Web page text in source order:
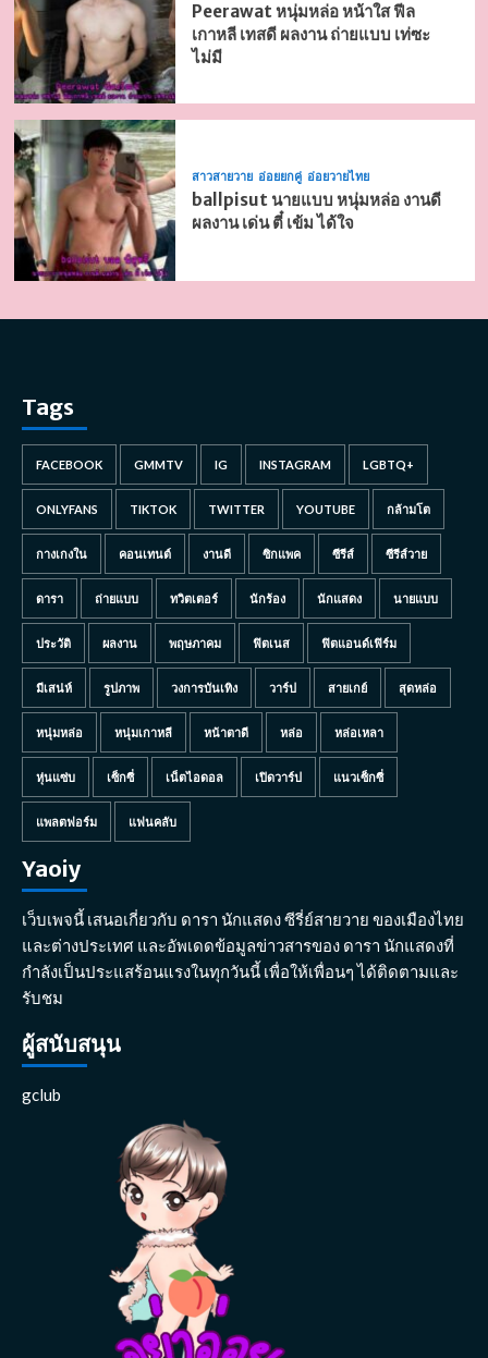
Peerawat หนุ่มหล่อ หน้าใส ฟีล
เกาหลี เทสดี ผลงาน ถ่ายแบบ เท่ซะ
ไม่มี
สาวสายวาย อ่อยยกคู่ อ่อยวายไทย
ballpisut นายแบบ หนุ่มหล่อ งานดี
ผลงาน เด่น ตี๋ เข้ม ได้ใจ
Tags
FACEBOOK GMMTV IG INSTAGRAM LGBTQ+
ONLYFANS TIKTOK TWITTER YOUTUBE กล้ามโต
กางเกงใน คอนเทนต์ งานดี ซิกแพค ซีรีส์ ซีรีส์วาย
ดารา ถ่ายแบบ ทวิตเตอร์ นักร้อง นักแสดง นายแบบ
ประวัติ ผลงาน พฤษภาคม ฟิตเนส ฟิตแอนด์เฟิร์ม
มีเสน่ห์ รูปภาพ วงการบันเทิง วาร์ป สายเกย์ สุดหล่อ
หนุ่มหล่อ หนุ่มเกาหลี หน้าตาดี หล่อ หล่อเหลา
หุ่นแซ่บ เซ็กซี่ เน็ตไอดอล เปิดวาร์ป แนวเซ็กซี่
แพลตฟอร์ม แฟนคลับ
Yaoiy
เว็บเพจนี้ เสนอเกี่ยวกับ ดารา นักแสดง ซีรี่ย์สายวาย ของเมืองไทย
และต่างประเทศ และอัพเดดข้อมูลข่าวสารของ ดารา นักแสดงที่
กำลังเป็นประแสร้อนแรงในทุกวันนี้ เพื่อให้เพื่อนๆ ได้ติดตามและ
รับชม
ผู้สนับสนุน
gclub